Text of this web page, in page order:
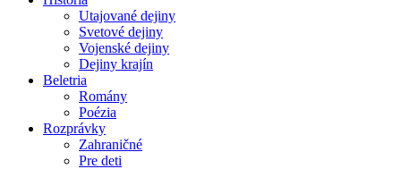
Utajované dejiny
Svetové dejiny
Vojenské dejiny
Dejiny krajín
Beletria
Romány
Poézia
Rozprávky
Zahraničné
Pre deti